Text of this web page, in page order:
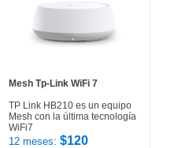
Mesh Tp-Link WiFi 7
TP Link HB210 es un equipo
Mesh con la última tecnología
WiFi7
12 meses: $120